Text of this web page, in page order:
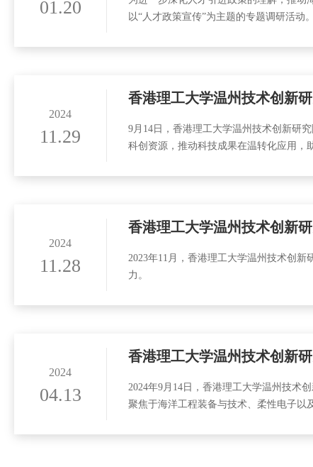
01.20
以“人才政策宣传”为主题的专题调研活动
2024
11.29
香港理工大学温州技术创新
9月14日，香港理工大学温州技术创新研
科创资源，推动科技成果在温转化应用，
2024
11.28
香港理工大学温州技术创新
2023年11月，香港理工大学温州技术创
力。
2024
04.13
香港理工大学温州技术创新
2024年9月14日，香港理工大学温州技术
聚焦于海洋工程装备与技术、柔性电子以